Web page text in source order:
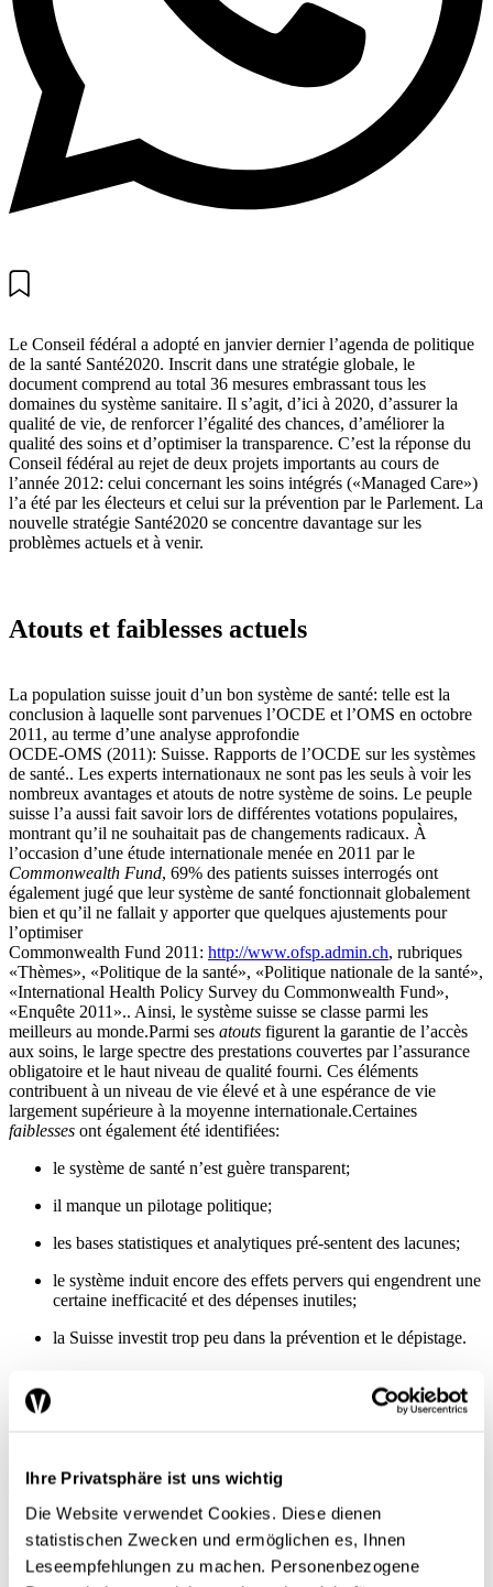
Ihre Privatsphäre ist uns wichtig
Die Website verwendet Cookies. Diese dienen
statistischen Zwecken und ermöglichen es, Ihnen
Leseempfehlungen zu machen. Personenbezogene
Le Conseil fédéral a adopté en janvier dernier l’agenda de ­politique
de la santé Santé2020. Inscrit dans une stratégie ­globale, le
document comprend au total 36 mesures embrassant tous les
domaines du système sanitaire. Il s’agit, d’ici à 2020, d’assurer la
qualité de vie, de renforcer ­l’égalité des chances, d’améliorer la
qualité des soins et ­d’optimiser la transparence. C’est la réponse du
Conseil fédéral au rejet de deux projets importants au cours de
l’année 2012: celui concernant les soins intégrés («Managed Care»)
l’a été par les électeurs et celui sur la prévention par le Parlement. La
nouvelle stratégie Santé2020 se concentre davantage sur les
problèmes actuels et à venir.
Atouts et faiblesses actuels
La population suisse jouit d’un bon système de santé: telle est la
conclusion à laquelle sont parvenues l’OCDE et l’OMS en octobre
2011, au terme d’une analyse approfondie
OCDE-OMS (2011): Suisse. Rapports de l’OCDE sur les systèmes
de santé.. Les experts internationaux ne sont pas les seuls à voir les
nombreux avantages et atouts de notre système de soins. Le peuple
suisse l’a aussi fait savoir lors de différentes votations populaires,
montrant qu’il ne souhaitait pas de changements radicaux. À
l’occasion d’une étude internationale menée en 2011 par le
Commonwealth Fund, 69% des patients suisses interrogés ont
également jugé que leur système de santé fonctionnait globalement
bien et qu’il ne fallait y apporter que quelques ajustements pour
l’optimiser
Commonwealth Fund 2011: http://www.ofsp.admin.ch, rubriques
«Thèmes», «Politique de la santé», «Politique nationale de la santé»,
«International Health Policy Survey du Commonwealth Fund»,
«Enquête 2011».. Ainsi, le système suisse se classe parmi les
meilleurs au monde.Parmi ses atouts figurent la garantie de l’accès
aux soins, le large spectre des prestations couvertes par l’assurance
obligatoire et le haut niveau de qualité fourni. Ces éléments
contribuent à un niveau de vie élevé et à une espérance de vie
largement supérieure à la moyenne internationale.Certaines
faiblesses ont également été identifiées:
le système de santé n’est guère transparent;
il manque un pilotage politique;
les bases statistiques et analytiques pré-sentent des lacunes;
le système induit encore des effets pervers qui engendrent une
certaine inefficacité et des dépenses inutiles;
la Suisse investit trop peu dans la prévention et le dépistage.
Quatre défis majeurs
grands groupes de défis.Tout d’abord, les
continueront d’augmenter. Cela tient principalement à l’évolution
démographique et à l’amélioration des possibilités de traitement, qui
prolongent la survie des personnes atteintes.Deuxièmement, les
devront évoluer tant en ce qui concerne l’ampleur que
l’aménagement de l’offre. On peut, par exemple, prévoir une